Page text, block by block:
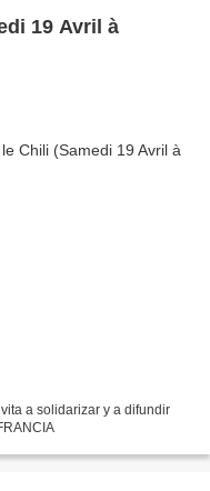
19 Avril à
a solidarizar y a difundir